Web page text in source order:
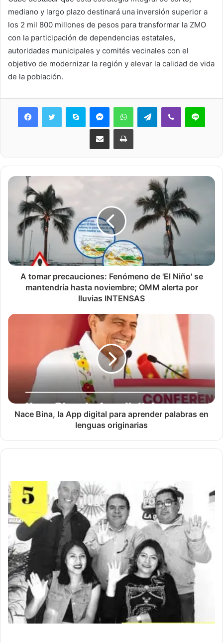
mediano y largo plazo destinará una inversión superior a
los 2 mil 800 millones de pesos para transformar la ZMO
con la participación de dependencias estatales,
autoridades municipales y comités vecinales con el
objetivo de modernizar la región y elevar la calidad de vida
de la población.
Skype MessengerWhatsAppTelegramViber Line
Share via Email Print
A tomar precauciones: Fenómeno de 'El Niño' se
mantendría hasta noviembre; OMM alerta por
lluvias INTENSAS
Nace Bina, la App digital para aprender palabras en
lenguas originarias